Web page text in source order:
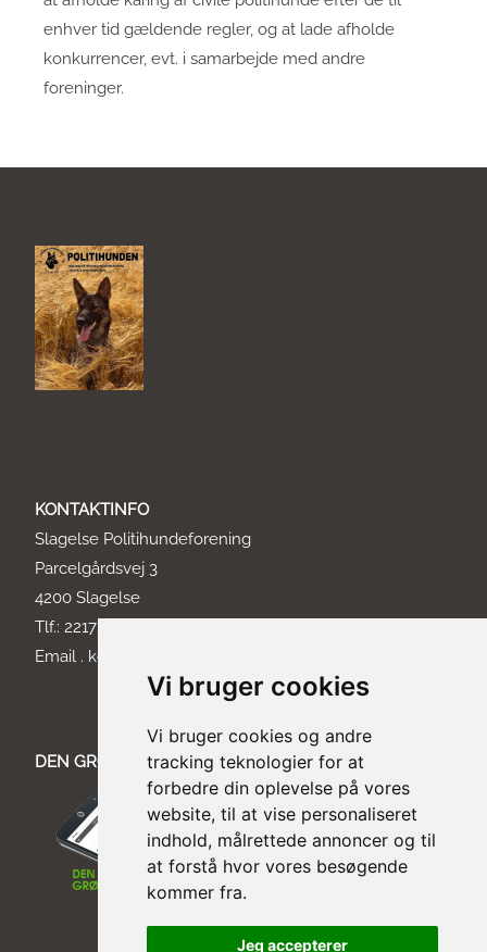
Vi bruger cookies
Vi bruger cookies og andre
tracking teknologier for at
forbedre din oplevelse på vores
website, til at vise personaliseret
indhold, målrettede annoncer og til
at forstå hvor vores besøgende
kommer fra.
Jeg accepterer
enhver tid gældende regler, og at lade afholde
konkurrencer, evt. i samarbejde med andre
foreninger.
KONTAKTINFO
Slagelse Politihundeforening
Parcelgårdsvej 3
4200 Slagelse
Tlf.: 22173663
Email . kontakt@slagelseph.dk
DEN GRØNNE BOG